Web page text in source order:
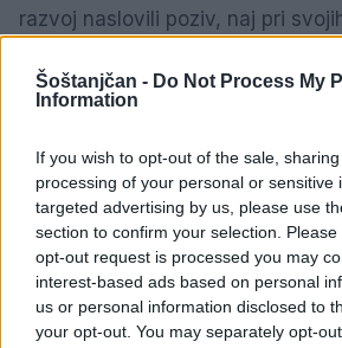
Šoštanjčan - Do Not Process My
Information
If you wish to opt-out of the sale,
processing of your personal or sensitive
targeted advertising by us, please use
section to confirm your selection.
opt-out request is processed you may
interest-based ads based on personal
us or personal information disclosed to
your opt-out. You may separately opt-
razvoj naslovili poziv, naj pri
bančnih storitev in posebnosti
prestrukturiranja.